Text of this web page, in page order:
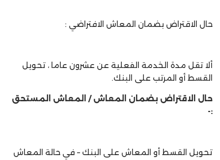
حال الاقتراض بضمان المعاش الافتراضي :
ألا تقل مدة الخدمة الفعلية عن عشرون عاما ، تحويل
القسط أو المرتب على البنك.
حال الاقتراض بضمان المعاش / المعاش المستحق
:-
تحويل القسط أو المعاش على البنك – في حالة المعاش